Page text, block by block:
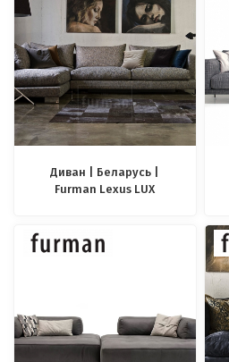
Диван | Беларусь |
Furman Lexus LUX